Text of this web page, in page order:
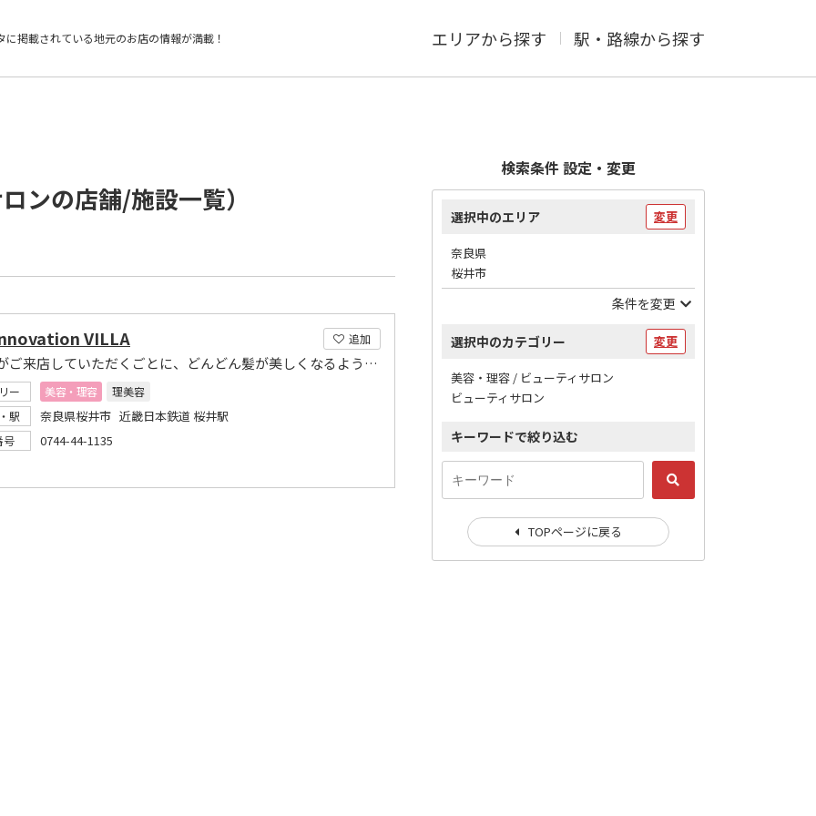
に掲載されている地元のお店の情報が満載！ エリアから探す 駅・路線から探す
ンの店舗/施設一覧）
追加
VILLA
お客様がご来店していただくごとに、どんどん髪が美しくなるようにと心掛けております。
ー 美容・理容
理美容
駅
奈良県桜井市 近畿日本鉄道 桜井駅
号 0744-44-1135
検索条件 設定・変更
選択中のエリア 変更
奈良県
桜井市
条件を変更
選択中のカテゴリー 変更
美容・理容 / ビューティサロン
ビューティサロン
キーワードで絞り込む
TOPページに戻る